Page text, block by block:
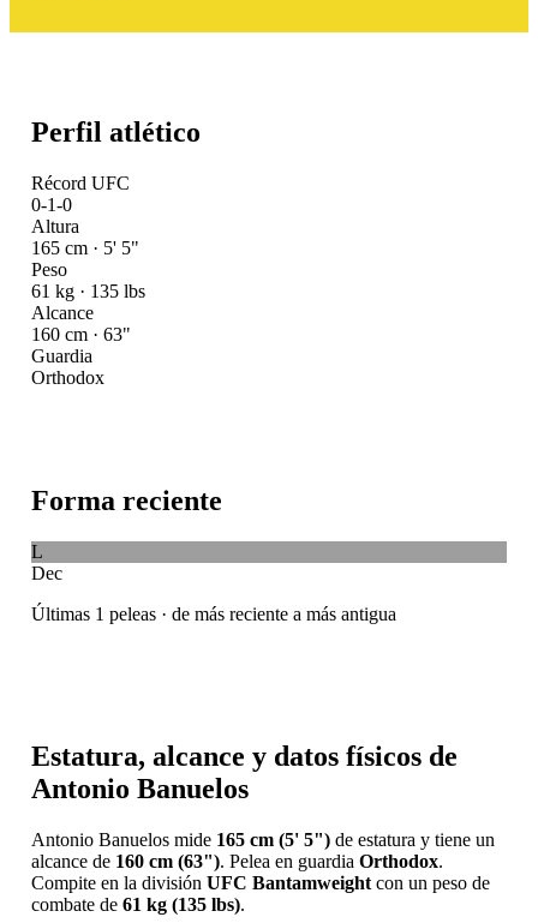
Perfil atlético
Récord UFC
0-1-0
Altura
165 cm · 5' 5"
Peso
61 kg · 135 lbs
Alcance
160 cm · 63"
Guardia
Orthodox
Forma reciente
L
Dec
Últimas 1 peleas · de más reciente a más antigua
Estatura, alcance y datos físicos de
Antonio Banuelos
Antonio Banuelos mide 165 cm (5' 5")de estatura y tiene un
alcance de 160 cm (63"). Pelea en guardia Orthodox.
Compite en la división UFC Bantamweightcon un peso de
combate de 61 kg (135 lbs).